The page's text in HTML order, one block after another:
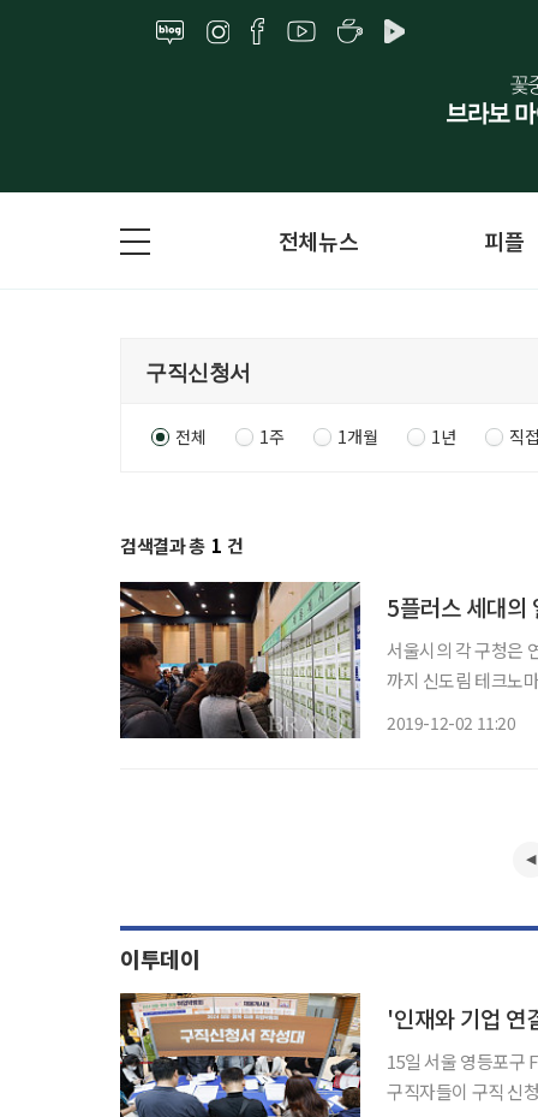
전체뉴스 피플
전체 1주 1개월 1년 직
검색결과 총 1 건
5플러스 세대의
서울시의 각 구청은 연말마다 일
까지 신도림 테크노
2019-12-02 11:20
이투데이
'인재와 기업
15일 서울 영등포구
구직자들이 구직 신